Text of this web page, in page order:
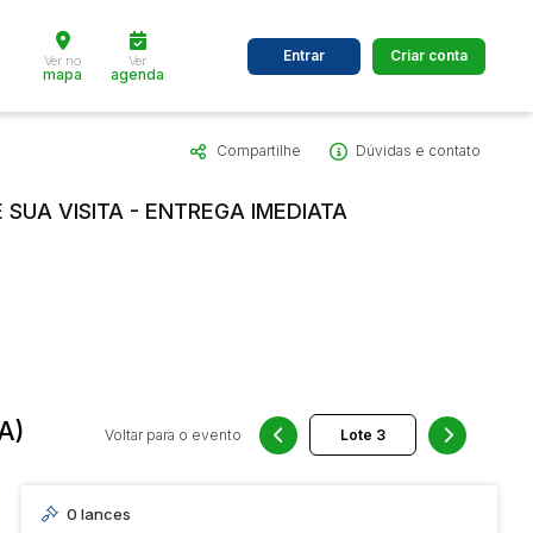
Cidade
Ver no
mapa
Ver
agenda
Entrar Criar conta
Compartilhe Dúvidas e contato
VISITA - ENTREGA IMEDIATA
Voltar para o evento
0 lances